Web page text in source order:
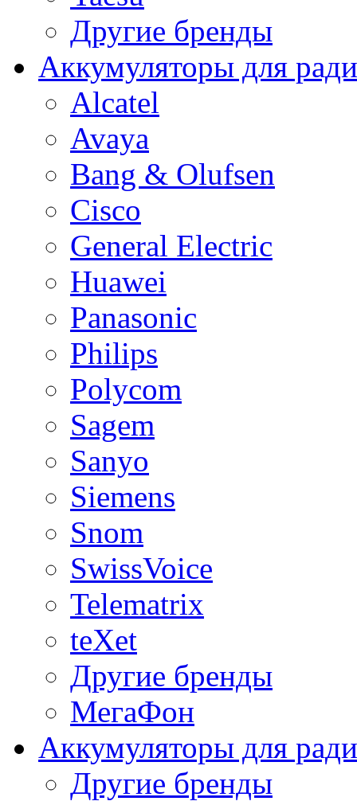
Другие бренды
Аккумуляторы для
Alcatel
Avaya
Bang & Olufsen
Cisco
General Electric
Huawei
Panasonic
Philips
Polycom
Sagem
Sanyo
Siemens
Snom
SwissVoice
Telematrix
teXet
Другие бренды
МегаФон
Аккумуляторы для
Другие бренды